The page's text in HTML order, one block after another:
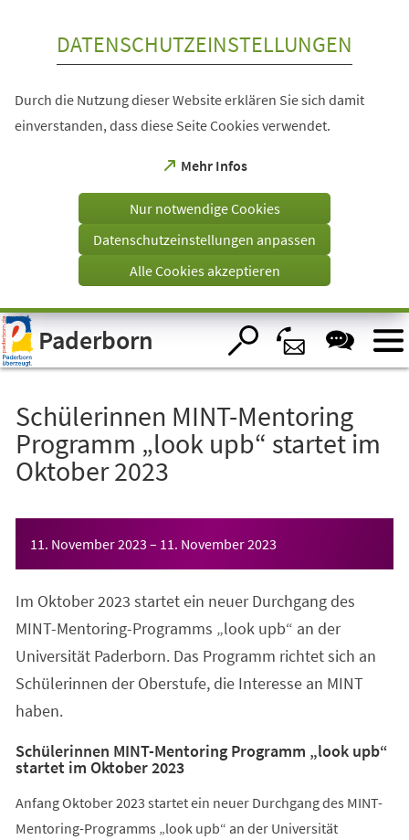
Visuelle
Assistenzsoftware
öffnen.
DATENSCHUTZEINSTELLUNGEN
Durch die Nutzung dieser Website erklären Sie sich damit
einverstanden, dass diese Seite Cookies verwendet.
Mehr Infos
(Öffnet
einem
Tab)
Nur notwendige Cookies
Datenschutzeinstellungen anpassen
Alle Cookies akzeptieren
Paderborn
Schülerinnen MINT-Mentoring
Programm „look upb“ startet im
Oktober 2023
11. November 2023 – 11. November 2023
Im Oktober 2023 startet ein neuer Durchgang des
MINT-Mentoring-Programms „look upb“ an der
Universität Paderborn. Das Programm richtet sich an
Schülerinnen der Oberstufe, die Interesse an MINT
haben.
Schülerinnen MINT-Mentoring Programm „look upb“
startet im Oktober 2023
Anfang Oktober 2023 startet ein neuer Durchgang des MINT-
Mentoring-Programms „look upb“ an der Universität